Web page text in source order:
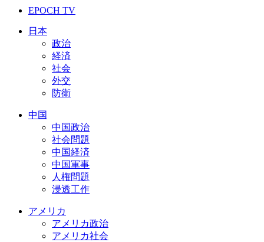
EPOCH TV
日本
政治
経済
社会
外交
防衛
中国
中国政治
社会問題
中国経済
中国軍事
人権問題
浸透工作
アメリカ
アメリカ政治
アメリカ社会